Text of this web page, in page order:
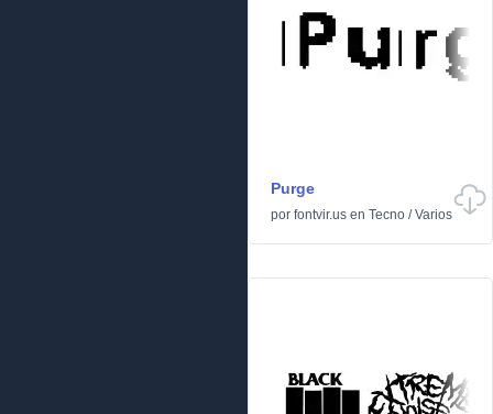
Purge
por fontvir.us en Tecno /Varios